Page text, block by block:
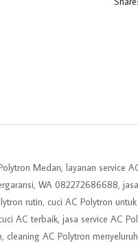
Medan, layanan service
WA 082272686688,
rutin, cuci AC Polytron
AC terbaik, jasa service AC
AC Polytron